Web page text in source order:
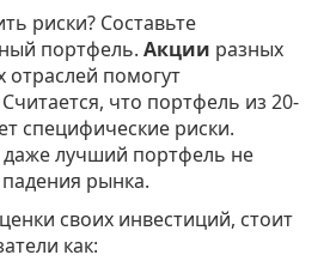
риски? Составьте
портфель. Акции разных
помогут
что портфель из 20-
специфические риски.
даже лучший портфель не
рынка.
своих инвестиций, стоит
как: